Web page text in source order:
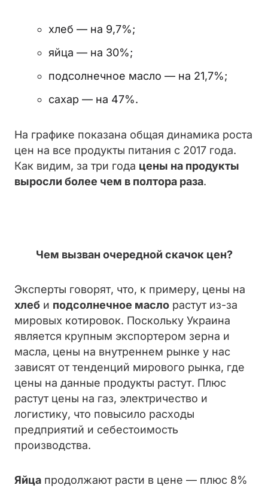
хлеб — на 9,7%;
яйца — на 30%;
подсолнечное масло — на 21,7%;
сахар — на 47%.
На графике показана общая динамика роста
цен на все продукты питания с 2017 года.
Как видим, за три года цены на продукты
выросли более чем в полтора раза.
Чем вызван очередной скачок цен?
Эксперты говорят, что, к примеру, цены на
хлеб и подсолнечное масло растут из-за
мировых котировок. Поскольку Украина
является крупным экспортером зерна и
масла, цены на внутреннем рынке у нас
зависят от тенденций мирового рынка, где
цены на данные продукты растут. Плюс
растут цены на газ, электричество и
логистику, что повысило расходы
предприятий и себестоимость
производства.
Яйца продолжают расти в цене — плюс 8%